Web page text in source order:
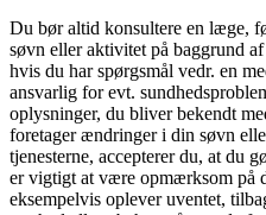
Du bør altid konsultere en læge,
søvn eller aktivitet på baggrund
hvis du har spørgsmål vedr. en
ansvarlig for evt.
oplysninger, du bliver bekendt
foretager ændringer i din søvn
tjenesterne, accepterer du, at du
er vigtigt at være opmærksom på
eksempelvis oplever uventet,